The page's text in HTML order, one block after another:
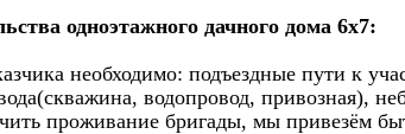
одноэтажного дачного дома 6х7:
необходимо: подъездные пути к
водопровод, привозная),
проживание бригады, мы привезём